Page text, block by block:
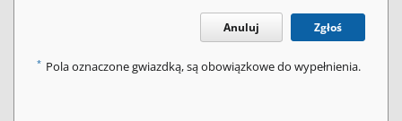
Anuluj Zgłoś
* Pola oznaczone gwiazdką, są obowiązkowe do wypełnienia.